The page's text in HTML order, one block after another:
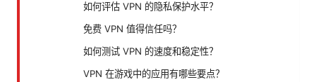
如何评估 VPN 的隐私保护水平？
免费 VPN 值得信任吗？
如何测试 VPN 的速度和稳定性？
VPN 在游戏中的应用有哪些要点？